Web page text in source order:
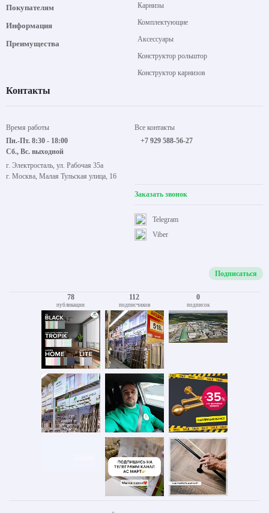
Покупателям
Информация
Преимущества
Карнизы
Комплектующие
Аксессуары
Конструктор рольштор
Конструктор карнизов
Контакты
Время работы
Пн.-Пт. 8:30 - 18:00
Сб., Вс. выходной
г. Электросталь, ул. Рабочая 35а
г. Москва, Малая Тульская улица, 16
Все контакты
+7 929 588-56-27
Заказать звонок
Viber
Telegram
Подписаться
78
публикации
112
подписчиков
0
подписок